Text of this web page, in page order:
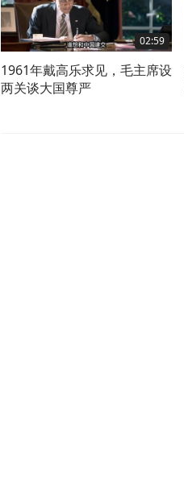
02:59
1961年戴高乐求见，毛主席设
两关谈大国尊严